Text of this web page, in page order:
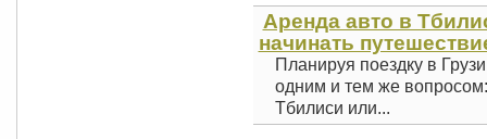
Аренда авто в
начинать
Планируя поездку в
одним и тем же
Тбилиси или...